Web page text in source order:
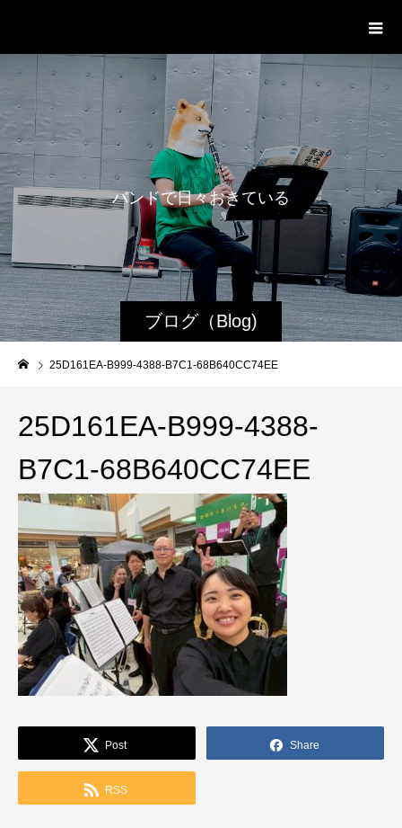
ブログ（Blog)
バンドで日々おきている日
25D161EA-B999-4388-B7C1-68B640CC74EE
25D161EA-B999-4388-
B7C1-68B640CC74EE
Post Share
RSS